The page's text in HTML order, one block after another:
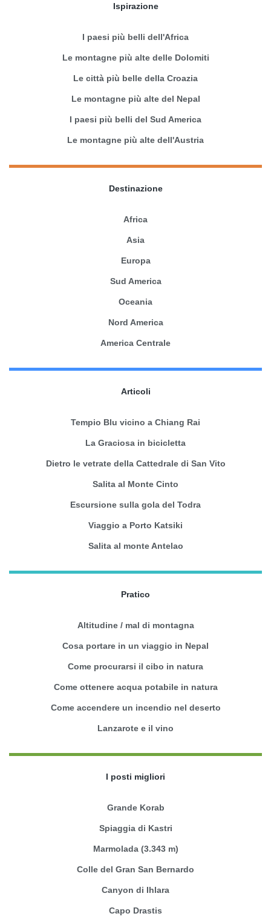
Ispirazione
I paesi più belli dell'Africa
Le montagne più alte delle Dolomiti
Le città più belle della Croazia
Le montagne più alte del Nepal
I paesi più belli del Sud America
Le montagne più alte dell'Austria
Destinazione
Africa
Asia
Europa
Sud America
Oceania
Nord America
America Centrale
Articoli
Tempio Blu vicino a Chiang Rai
La Graciosa in bicicletta
Dietro le vetrate della Cattedrale di San Vito
Salita al Monte Cinto
Escursione sulla gola del Todra
Viaggio a Porto Katsiki
Salita al monte Antelao
Pratico
Altitudine / mal di montagna
Cosa portare in un viaggio in Nepal
Come procurarsi il cibo in natura
Come ottenere acqua potabile in natura
Come accendere un incendio nel deserto
Lanzarote e il vino
I posti migliori
Grande Korab
Spiaggia di Kastri
Marmolada (3.343 m)
Colle del Gran San Bernardo
Canyon di Ihlara
Capo Drastis